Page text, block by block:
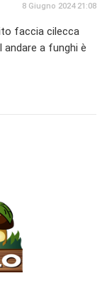
8 Giugno 2024 21:08
faccia cilecca
andare a funghi è